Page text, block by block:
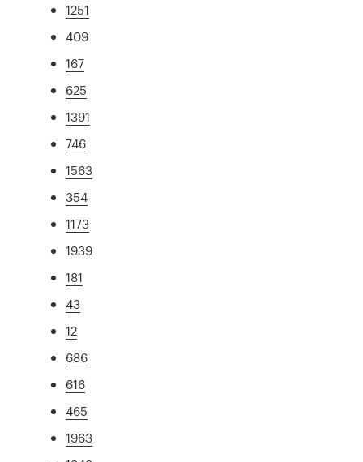
1251
409
167
625
1391
746
1563
354
1173
1939
181
43
12
686
616
465
1963